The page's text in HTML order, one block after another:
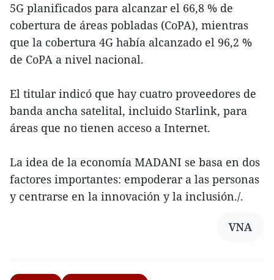
5G planificados para alcanzar el 66,8 % de
cobertura de áreas pobladas (CoPA), mientras
que la cobertura 4G había alcanzado el 96,2 %
de CoPA a nivel nacional.
El titular indicó que hay cuatro proveedores de
banda ancha satelital, incluido Starlink, para
áreas que no tienen acceso a Internet.
La idea de la economía MADANI se basa en dos
factores importantes: empoderar a las personas
y centrarse en la innovación y la inclusión./.
VNA